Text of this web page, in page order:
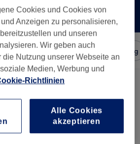
Salons Expressangebote Bewertung
& föhnen in Niederkrüchten, Rheinland
Cookies und Cookies von
Anzeigen zu personalisieren,
und unseren
Wir geben auch
die Nutzung unserer Webseite an
Medien, Werbung und
Richtlinien
Alle Cookies
akzeptieren